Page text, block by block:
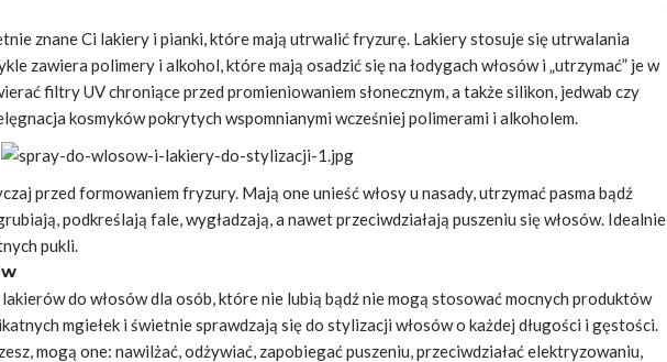
znane Ci lakiery i pianki, które mają utrwalić fryzurę. Lakiery stosuje się utrwalania
zawiera polimery i alkohol, które mają osadzić się na łodygach włosów i „utrzymać” je w
filtry UV chroniące przed promieniowaniem słonecznym, a także silikon, jedwab czy
kosmyków pokrytych wspomnianymi wcześniej polimerami i alkoholem.
przed formowaniem fryzury. Mają one unieść włosy u nasady, utrzymać pasma bądź
podkreślają fale, wygładzają, a nawet przeciwdziałają puszeniu się włosów. Idealnie
pukli.
do włosów dla osób, które nie lubią bądź nie mogą stosować mocnych produktów
mgiełek i świetnie sprawdzają się do stylizacji włosów o każdej długości i gęstości.
mogą one: nawilżać, odżywiać, zapobiegać puszeniu, przeciwdziałać elektryzowaniu,